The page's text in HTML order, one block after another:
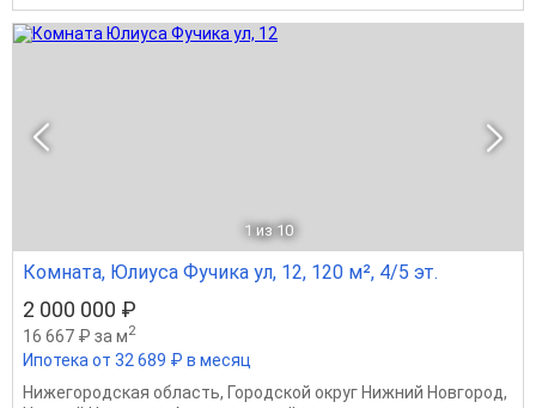
1 из 10
Комната, Юлиуса Фучика ул, 12, 120 м², 4/5 эт.
2 000 000 ₽
16 667 ₽ за м2
Ипотека от 32 689 ₽ в месяц
Нижегородская область, Городской округ Нижний Новгород,